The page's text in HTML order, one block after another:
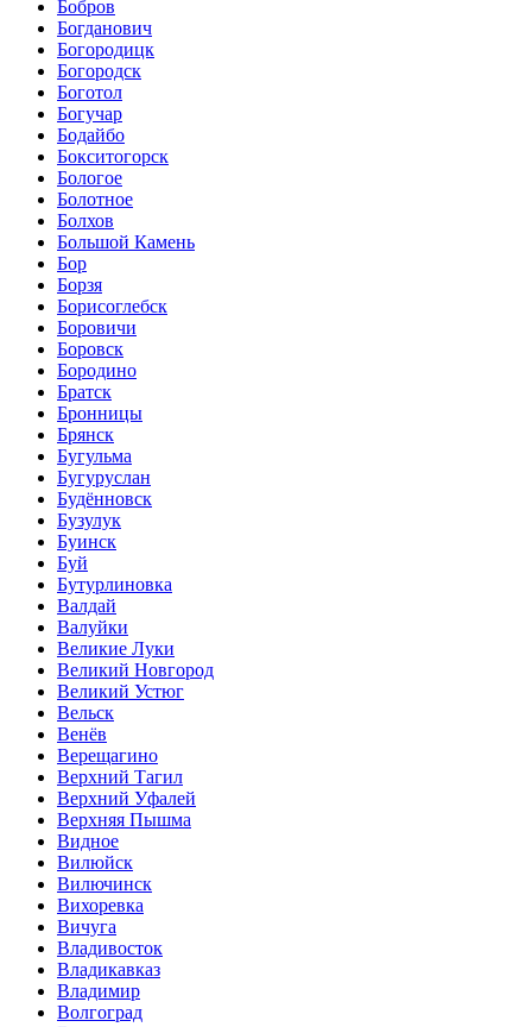
Бобров
Богданович
Богородицк
Богородск
Боготол
Богучар
Бодайбо
Бокситогорск
Бологое
Болотное
Болхов
Большой Камень
Бор
Борзя
Борисоглебск
Боровичи
Боровск
Бородино
Братск
Бронницы
Брянск
Бугульма
Бугуруслан
Будённовск
Бузулук
Буинск
Буй
Бутурлиновка
Валдай
Валуйки
Великие Луки
Великий Новгород
Великий Устюг
Вельск
Венёв
Верещагино
Верхний Тагил
Верхний Уфалей
Верхняя Пышма
Видное
Вилюйск
Вилючинск
Вихоревка
Вичуга
Владивосток
Владикавказ
Владимир
Волгоград